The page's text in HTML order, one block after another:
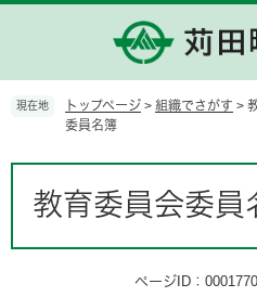
の
す。
ー
し
現在地 トップページ > 組織でさがす >
委員名簿
教育委員会委員
ページID：0001770